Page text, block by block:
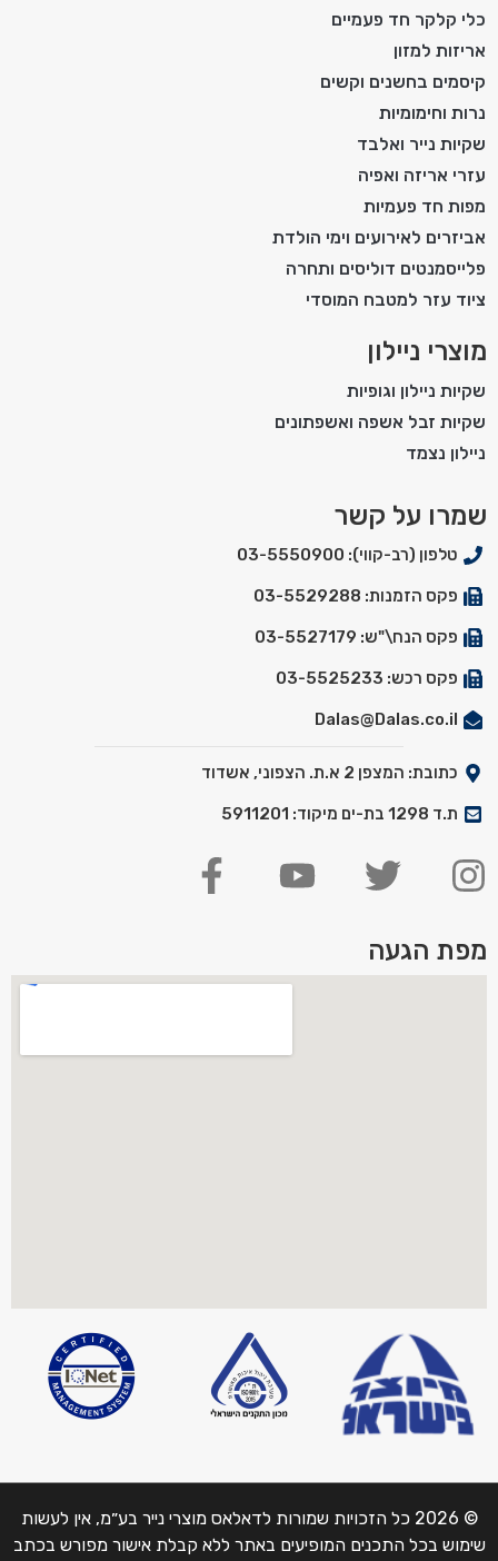
כלי קלקר חד פעמיים
אריזות למזון
קיסמים בחשנים וקשים
נרות וחימומיות
שקיות נייר ואלבד
עזרי אריזה ואפיה
מפות חד פעמיות
אביזרים לאירועים וימי הולדת
פלייסמנטים דוליסים ותחרה
ציוד עזר למטבח המוסדי
מוצרי ניילון
שקיות ניילון וגופיות
שקיות זבל אשפה ואשפתונים
ניילון נצמד
שמרו על קשר
טלפון (רב-קווי): 03-5550900
פקס הזמנות: 03-5529288
פקס הנח\"ש: 03-5527179
פקס רכש: 03-5525233
Dalas@Dalas.co.il
כתובת: המצפן 2 א.ת. הצפוני, אשדוד
ת.ד 1298 בת-ים מיקוד: 5911201
מפת הגעה
© 2026 כל הזכויות שמורות לדאלאס מוצרי נייר בע״מ, אין לעשות
שימוש בכל התכנים המופיעים באתר ללא קבלת אישור מפורש בכתב